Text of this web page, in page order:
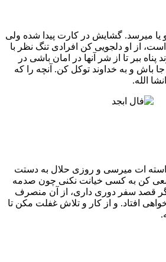
یا میرسد. گشایش در کارت پیدا شده ولی
از او دلجویی کن افرادی تنگ نظر با
پناه ببر تا از شر آنها در امان باشی در
جا باش و به خداوند توکل کن. آنچه را که
الله.
ات میرسی و روزی حلال به دستت
کن به کسی خیانت نکنی چون صدمه
قصد سفر دوری داری، از آن منصرف
افتاد. و از کار و تلاش غفلت مکن تا